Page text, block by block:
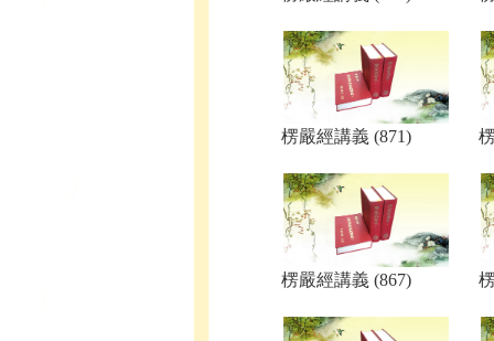
楞嚴經講義 (871)
楞嚴經講義 (867)